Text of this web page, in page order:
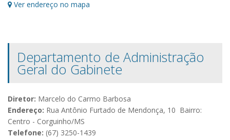
Ver endereço no mapa
Departamento de Administração
Geral do Gabinete
Diretor: Marcelo do Carmo Barbosa
Endereço: Rua Antônio Furtado de Mendonça, 10 Bairro:
Centro - Corguinho/MS
Telefone: (67) 3250-1439